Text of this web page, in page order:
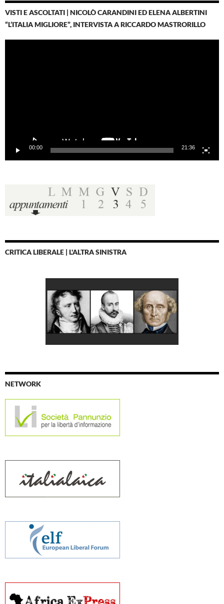
VISTI E ASCOLTATI | NICOLÒ CARANDINI ED ELENA ALBERTINI
“L’ITALIA MIGLIORE”, INTERVISTA A RICCARDO MASTRORILLO
00:00 21:36
CRITICA LIBERALE | L'ALTRA SINISTRA
NETWORK